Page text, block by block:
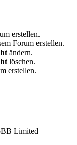
erstellen.
Forum erstellen.
ändern.
löschen.
erstellen.
Limited